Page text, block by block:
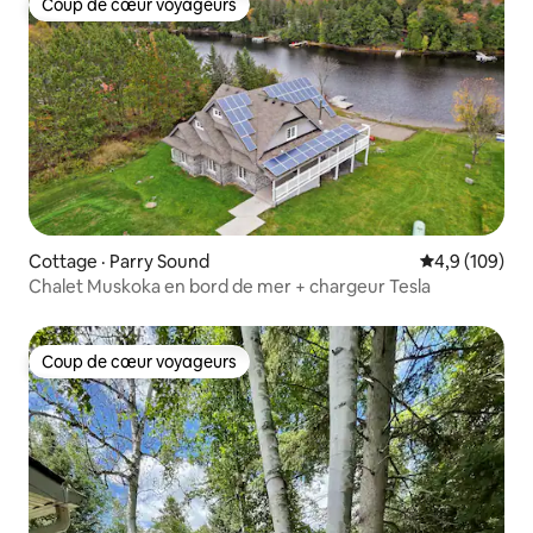
Coup de cœur voyageurs
Cottage · Parry Sound Note
4,9 (109)
Chalet Muskoka en bord de mer + chargeur Tesla
Coup de cœur voyageurs
Coup de cœur voyageurs